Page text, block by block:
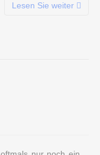
Lesen Sie weiter